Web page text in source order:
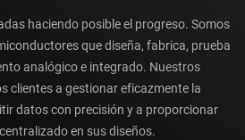
haciendo posible el progreso. Somos
que diseña, fabrica, prueba
analógico e integrado. Nuestros
clientes a gestionar eficazmente la
datos con precisión y a proporcionar
en sus diseños.